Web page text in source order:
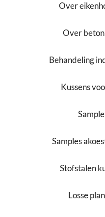
Over
Over
Behandeling
Kussens
Samples
Stofstalen
Losse